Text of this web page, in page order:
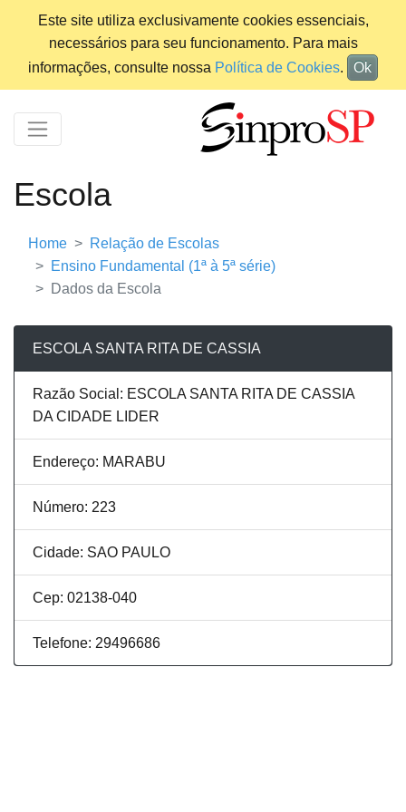
Este site utiliza exclusivamente cookies essenciais,
necessários para seu funcionamento. Para mais
informações, consulte nossa Política de Cookies. Ok
Escola
Home
Relação de Escolas
Ensino Fundamental (1ª à 5ª série)
Dados da Escola
ESCOLA SANTA RITA DE CASSIA
Razão Social: ESCOLA SANTA RITA DE CASSIA
DA CIDADE LIDER
Endereço: MARABU
Número: 223
Cidade: SAO PAULO
Cep: 02138-040
Telefone: 29496686